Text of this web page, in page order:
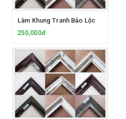
Làm Khung Tranh Bảo Lộc
250,000đ